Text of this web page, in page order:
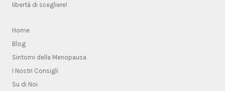
libertà di scegliere!
Home
Blog
Sintomi della Menopausa
I Nostri Consigli
Su di Noi